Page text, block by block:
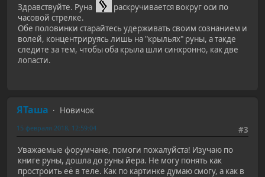
Здравствуйте. Руна
раскручивается вокруг оси по
часовой стрелке.
Обе половинки старайтесь удерживать своим сознанием и
волей, концентрируясь лишь на "крыльях" руны, а такде
следите за тем, чтобы оба крыла шли синхронно, как две
лопасти.
ЯТаша
Новичок
#3
15 февраля 2018, 12:59:04
Уважаемые форумчане, помоги пожалуйста! Изучаю по
книге руны, дошла до руны йера. Не могу понять как
простроить её в теле. Как по картинке думаю смогу, а как в